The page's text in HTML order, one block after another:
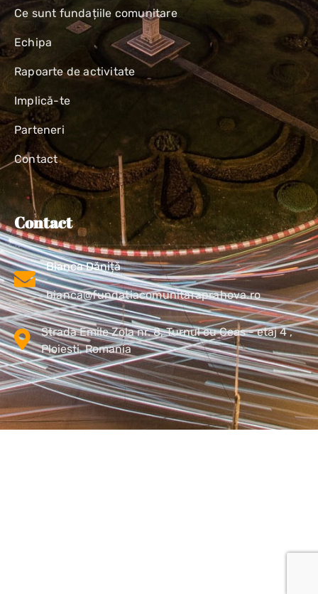
Ce sunt fundațiile comunitare
Echipa
Rapoarte de activitate
Implică-te
Parteneri
Contact
Contact
Bianca Dăniță
bianca@fundatiacomunitaraprahova.ro
Strada Emile Zola nr. 8, Turnul cu Ceas - etaj 4 ,
Ploiesti, Romania